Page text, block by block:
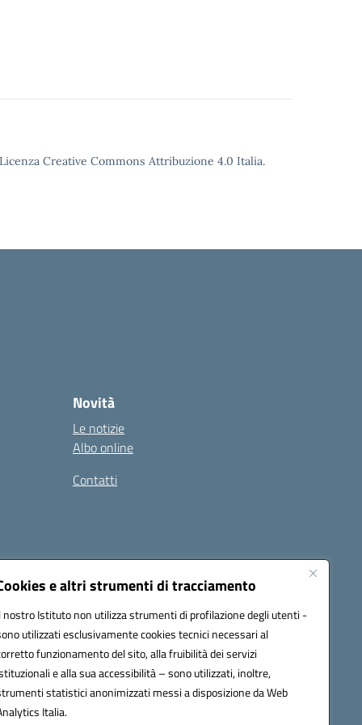
e altri strumenti di tracciamento
nostro Istituto non utilizza strumenti di profilazione degli utenti -
utilizzati esclusivamente cookies tecnici necessari al
funzionamento del sito, alla fruibilità dei servizi
e alla sua accessibilità – sono utilizzati, inoltre,
statistici anonimizzati messi a disposizione da Web
Italia.
Creative Commons Attribuzione 4.0 Italia.
Novità
Le notizie
Albo online
Contatti
elettronica (CUF): UF7XAK